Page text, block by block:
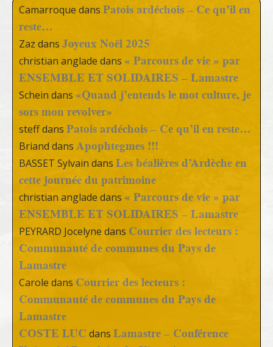
Camarroque dans Patois ardéchois – Ce qu’il en
reste…
Zaz dans Joyeux Noël 2025
christian anglade dans « Parcours de vie » par
ENSEMBLE ET SOLIDAIRES – Lamastre
Schein dans «Quand j’entends le mot culture, je
sors mon revolver»
steffdans Patois ardéchois – Ce qu’il en reste…
Briand dans Apophtegmes !!!
BASSET Sylvain dans Les béalières d’Ardèche en
cette journée du patrimoine
christian anglade dans « Parcours de vie » par
ENSEMBLE ET SOLIDAIRES – Lamastre
PEYRARD Jocelyne dans Courrier des lecteurs :
Communauté de communes du Pays de
Lamastre
Carole dans Courrier des lecteurs :
Communauté de communes du Pays de
Lamastre
COSTE LUC dans Lamastre – Conférence